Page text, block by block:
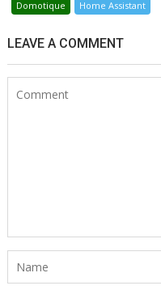
Domotique Home Assistant
LEAVE A COMMENT